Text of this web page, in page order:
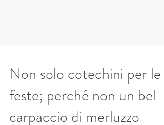
Non solo cotechini per le
feste; perché non un bel